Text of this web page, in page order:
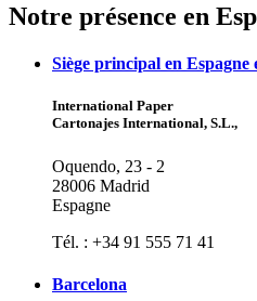
Notre présence en
Siège principal en Espagne
International Paper
Cartonajes International, S.L.,
Oquendo, 23 - 2
28006 Madrid
Espagne
Tél. : +34 91 555 71 41
Barcelona